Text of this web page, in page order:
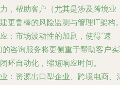
，帮助客户（尤其是涉及跨境业
更鲁棒的风险监测与管理IT架构
：市场波动性的加剧，使得“速
的咨询服务将更侧重于帮助客户
环自动化，缩短响应时间。
：资源出口型企业、跨境电商、